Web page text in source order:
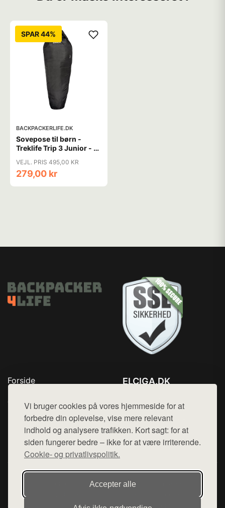
Vi bruger cookies på vores hjemmeside for at
forbedre din oplevelse, vise mere relevant
indhold og analysere trafikken. Kort sagt: for at
siden fungerer bedre – ikke for at være irriterende.
Cookie- og privatlivspolitik.
Accepter alle
SPAR 44%
BACKPACKERLIFE.DK
Sovepose til børn -
Treklife Trip 3 Junior - 3
VEJL. PRIS 495,00 KR
279,00 kr
Forside
Top Rabatter
Kontakt
ELCIGA.DK
Mail: hej@want.dk
Cookie- og privatlivspolitik
Denne side er en del af want.dk, der udgiver en række
hjemmesider med præsentation af forskellige produkter fra
diverse webshops. Der sælges ikke varer fra denne side - vi